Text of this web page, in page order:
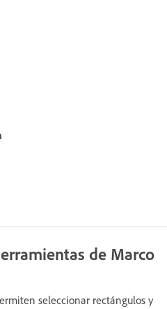
de Marco
seleccionar rectángulos y